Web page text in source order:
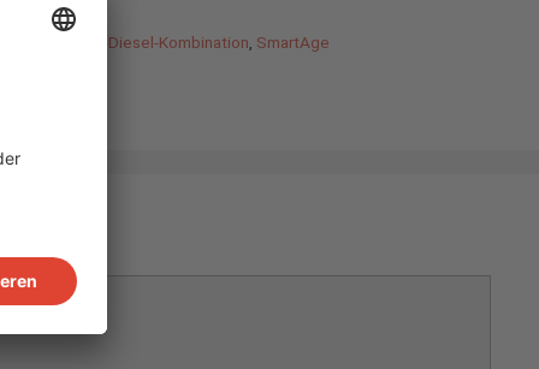
PV-Diesel-Kombination SmartAge